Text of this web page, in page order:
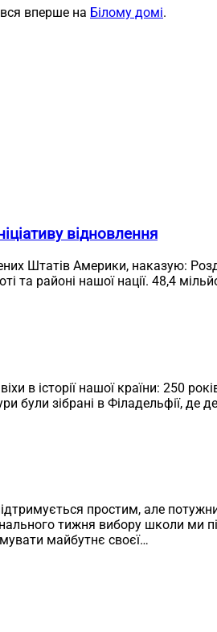
вперше на Білому домі.
відновлення
Штатів Америки, наказую:
районі нашої нації. 48,4
в історії нашої країни: 250
були зібрані в Філадельфії,
простим, але
тижня вибору школи ми
майбутнє своєї…